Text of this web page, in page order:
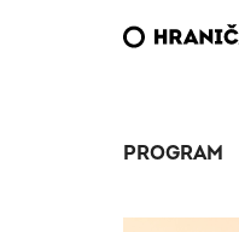
PROGRAM